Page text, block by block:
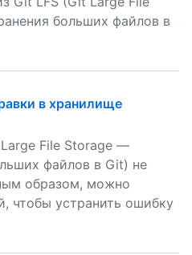
больших файлов в
в хранилище
File Storage —
файлов в Git) не
образом, можно
чтобы устранить ошибку